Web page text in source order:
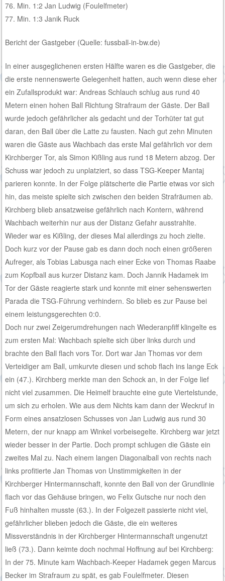
76. Min. 1:2 Jan Ludwig (Foulelfmeter)
77. Min. 1:3 Janik Ruck
Bericht der Gastgeber (Quelle: fussball-in-bw.de)
In einer ausgeglichenen ersten Hälfte waren es die Gastgeber, die
die erste nennenswerte Gelegenheit hatten, auch wenn diese eher
ein Zufallsprodukt war: Andreas Schlauch schlug aus rund 40
Metern einen hohen Ball Richtung Strafraum der Gäste. Der Ball
wurde jedoch gefährlicher als gedacht und der Torhüter tat gut
daran, den Ball über die Latte zu fausten. Nach gut zehn Minuten
waren die Gäste aus Wachbach das erste Mal gefährlich vor dem
Kirchberger Tor, als Simon Kißling aus rund 18 Metern abzog. Der
Schuss war jedoch zu unplatziert, so dass TSG-Keeper Mantaj
parieren konnte. In der Folge plätscherte die Partie etwas vor sich
hin, das meiste spielte sich zwischen den beiden Strafräumen ab.
Kirchberg blieb ansatzweise gefährlich nach Kontern, während
Wachbach weiterhin nur aus der Distanz Gefahr ausstrahlte.
Wieder war es Kißling, der dieses Mal allerdings zu hoch zielte.
Doch kurz vor der Pause gab es dann doch noch einen größeren
Aufreger, als Tobias Labusga nach einer Ecke von Thomas Raabe
zum Kopfball aus kurzer Distanz kam. Doch Jannik Hadamek im
Tor der Gäste reagierte stark und konnte mit einer sehenswerten
Parada die TSG-Führung verhindern. So blieb es zur Pause bei
einem leistungsgerechten 0:0.
Doch nur zwei Zeigerumdrehungen nach Wiederanpfiff klingelte es
zum ersten Mal: Wachbach spielte sich über links durch und
brachte den Ball flach vors Tor. Dort war Jan Thomas vor dem
Verteidiger am Ball, umkurvte diesen und schob flach ins lange Eck
ein (47.). Kirchberg merkte man den Schock an, in der Folge lief
nicht viel zusammen. Die Heimelf brauchte eine gute Viertelstunde,
um sich zu erholen. Wie aus dem Nichts kam dann der Weckruf in
Form eines ansatzlosen Schusses von Jan Ludwig aus rund 30
Metern, der nur knapp am Winkel vorbeisegelte. Kirchberg war jetzt
wieder besser in der Partie. Doch prompt schlugen die Gäste ein
zweites Mal zu. Nach einem langen Diagonalball von rechts nach
links profitierte Jan Thomas von Unstimmigkeiten in der
Kirchberger Hintermannschaft, konnte den Ball von der Grundlinie
flach vor das Gehäuse bringen, wo Felix Gutsche nur noch den
Fuß hinhalten musste (63.). In der Folgezeit passierte nicht viel,
gefährlicher blieben jedoch die Gäste, die ein weiteres
Missverständnis in der Kirchberger Hintermannschaft ungenutzt
ließ (73.). Dann keimte doch nochmal Hoffnung auf bei Kirchberg:
In der 75. Minute kam Wachbach-Keeper Hadamek gegen Marcus
Becker im Strafraum zu spät, es gab Foulelfmeter. Diesen